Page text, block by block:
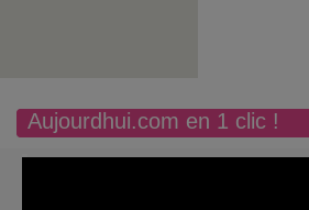
Aujourdhui.com en 1 clic !